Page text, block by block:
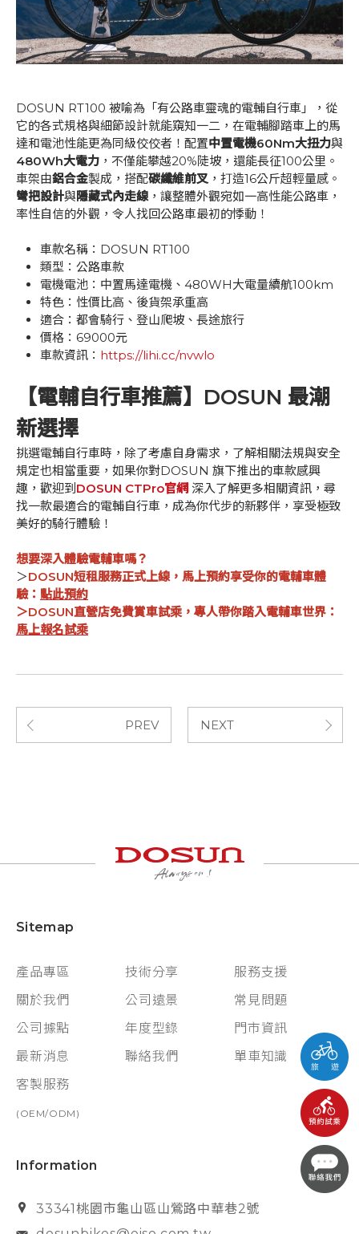
DOSUN RT100 被喻為「有公路車靈魂的電輔自行車」，從
它的各式規格與細節設計就能窺知一二，在電輔腳踏車上的馬
達和電池性能更為同級佼佼者！配置中置電機60Nm大扭力與
480Wh大電力 ，不僅能攀越20%陡坡，還能長征100公里。
車架由鋁合金製成，搭配碳纖維前叉，打造16公斤超輕量感。
彎把設計與隱藏式內走線，讓整體外觀宛如一高性能公路車，
率性自信的外觀，令人找回公路車最初的悸動！
車款名稱：DOSUN RT100
類型：公路車款
電機電池：中置馬達電機、480WH大電量續航100km
特色：性價比高、後貨架承重高
適合：都會騎行、登山爬坡、長途旅行
價格：69000元
車款資訊： https://lihi.cc/nvwlo
【電輔自行車推薦】DOSUN 最潮
新選擇
挑選電輔自行車時，除了考慮自身需求，了解相關法規與安全
規定也相當重要，如果你對DOSUN 旗下推出的車款感興
趣，歡迎到DOSUN CTPro官網 深入了解更多相關資訊，尋
找一款最適合的電輔自行車，成為你代步的新夥伴，享受極致
美好的騎行體驗！
想要深入體驗電輔車嗎？
＞DOSUN短租服務正式上線，馬上預約享受你的電輔車體
驗： 點此預約
＞DOSUN直營店免費賞車試乘，專人帶你踏入電輔車世界：
馬上報名試乘
PREV NEXT
Sitemap
產品專區 技術分享
服務支援
關於我們
公司遠景
常見問題
公司據點
年度型錄
門市資訊
最新消息
聯絡我們
單車知識
客製服務
(OEM/ODM)
Information
33341桃園市龜山區山鶯路中華巷2號